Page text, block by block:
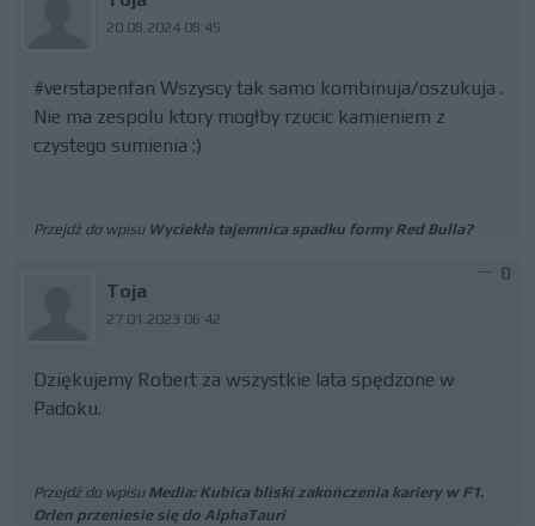
20.08.2024 08:45
#verstapenfan Wszyscy tak samo kombinuja/oszukuja .
Nie ma zespolu ktory mogłby rzucic kamieniem z
czystego sumienia :)
Przejdź do wpisu Wyciekła tajemnica spadku formy Red Bulla?
Toja
27.01.2023 06:42
0
Dziękujemy Robert za wszystkie lata spędzone w
Padoku.
Przejdź do wpisu Media: Kubica bliski zakończenia kariery w F1.
Orlen przeniesie się do AlphaTauri